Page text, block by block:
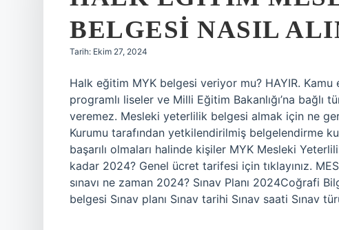
BELGESI NASIL
Tarih: Ekim 27, 2024
Halk eğitim MYK belgesi veriyor mu? HAYIR.
programlı liseler ve Milli Eğitim Bakanlığı’na
veremez. Mesleki yeterlilik belgesi almak için ne
Kurumu tarafından yetkilendirilmiş belgelendirme
başarılı olmaları halinde kişiler MYK Mesleki
kadar 2024? Genel ücret tarifesi için tıklayınız.
sınavı ne zaman 2024? Sınav Planı 2024Coğrafi
belgesi Sınav planı Sınav tarihi Sınav saati Sınav